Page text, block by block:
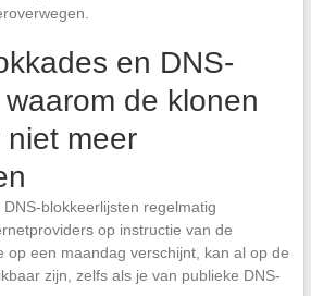
en DNS-
de klonen
meer
blokkeerlijsten regelmatig
op instructie van de
op een maandag verschijnt, kan al op de
zijn, zelfs als je van publieke DNS-